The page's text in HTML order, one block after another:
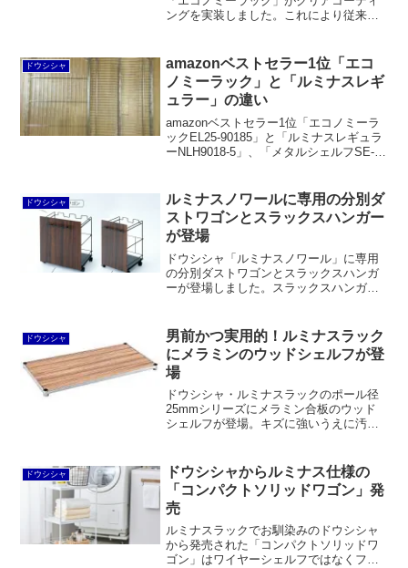
ングを実装しました。これにより従来よ
すが、物置きなどで使用するには十分で
しょう。
ドウシシャ
amazonベストセラー1位「エコ
ノミーラック」と「ルミナスレギ
ュラー」の違い
amazonベストセラー1位「エコノミーラ
ックEL25-90185」と「ルミナスレギュラ
ーNLH9018-5」、「メタルシェルフSE-
かにもキャスターの有無など意外なとこ
ろで差が設けられています。
ドウシシャ
ルミナスノワールに専用の分別ダ
ストワゴンとスラックスハンガー
が登場
ドウシシャ「ルミナスノワール」に専用
の分別ダストワゴンとスラックスハンガ
ーが登場しました。スラックスハンガー
までのスチールワイヤーラックにはなか
ったものです。
ドウシシャ
男前かつ実用的！ルミナスラック
にメラミンのウッドシェルフが登
場
ドウシシャ・ルミナスラックのポール径
25mmシリーズにメラミン合板のウッド
シェルフが登場。キズに強いうえに汚れ
乗せて使っても良いでしょう。
ドウシシャ
ドウシシャからルミナス仕様の
「コンパクトソリッドワゴン」発
売
ルミナスラックでお馴染みのドウシシャ
から発売された「コンパクトソリッドワ
ゴン」はワイヤーシェルフではなくフラ